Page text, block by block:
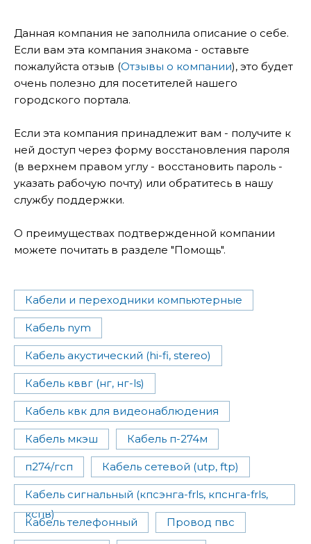
Данная компания не заполнила описание о себе.
Если вам эта компания знакома - оставьте
пожалуйста отзыв (Отзывы о компании), это будет
очень полезно для посетителей нашего
городского портала.
Если эта компания принадлежит вам - получите к
ней доступ через форму восстановления пароля
(в верхнем правом углу - восстановить пароль -
указать рабочую почту) или обратитесь в нашу
службу поддержки.
О преимуществах подтвержденной компании
можете почитать в разделе "Помощь".
Кабели и переходники компьютерные
Кабель nym
Кабель акустический (hi-fi, stereo)
Кабель кввг (нг, нг-ls)
Кабель квк для видеонаблюдения
Кабель мкэш Кабель п-274м
п274/гсп Кабель сетевой (utp, ftp)
Кабель сигнальный (кпсэнга-frls, кпснга-frls,
кспв)
Кабель телефонный Провод пвс